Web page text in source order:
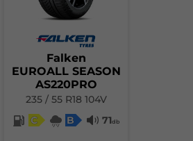
Falken
EUROALL SEASON
AS220PRO
235 / 55 R18 104V
C
B 71db